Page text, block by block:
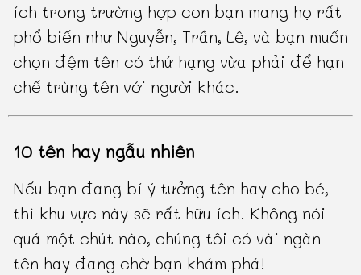
ích trong trường hợp con bạn mang họ rất
phổ biến như Nguyễn, Trần, Lê, và bạn muốn
chọn đệm tên có thứ hạng vừa phải để hạn
chế trùng tên với người khác.
10 tên hay ngẫu nhiên
Nếu bạn đang bí ý tưởng tên hay cho bé,
thì khu vực này sẽ rất hữu ích. Không nói
quá một chút nào, chúng tôi có vài ngàn
tên hay đang chờ bạn khám phá!